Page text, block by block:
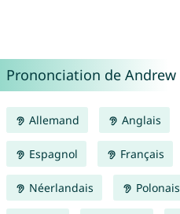
Prononciation de Andrew
Allemand Anglais
Espagnol Français
Néerlandais Polonais